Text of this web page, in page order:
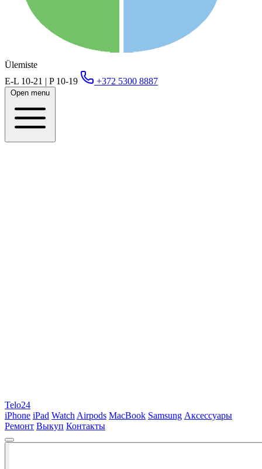
Ülemiste
E-L 10-21 | P 10-19
+372 5300 8887
Open menu
Telo24
iPhone iPad Watch Airpods MacBook Samsung Аксессуары
Ремонт Выкуп Контакты